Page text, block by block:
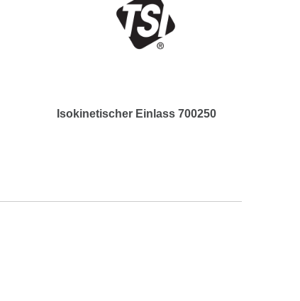
Isokinetischer Einlass 700250